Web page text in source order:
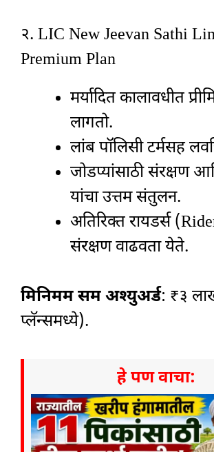
२. LIC New Jeevan Sathi
Premium Plan
मर्यादित कालावधीत
लागतो.
लांब पॉलिसी टर्मसह
जोडप्यांसाठी संरक्षण
यांचा उत्तम संतुलन.
अतिरिक्त रायडर्स
संरक्षण वाढवता येते.
मिनिमम सम अश्युअर्ड: ₹३
प्लॅन्समध्ये).
हे पण वाचा: